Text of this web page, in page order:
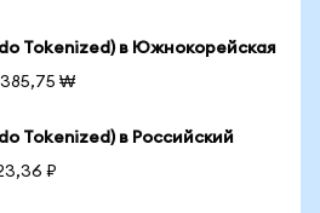
Tokenized) в Южнокорейская
385,75 ₩
Tokenized) в Российский
₽